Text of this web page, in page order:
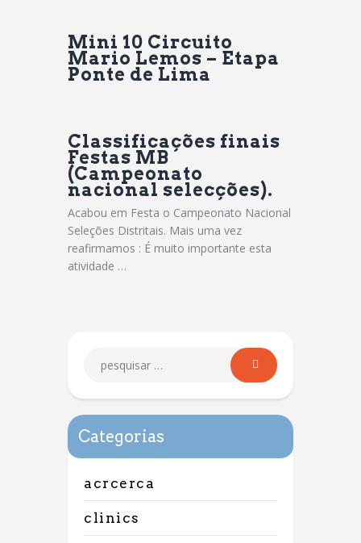
Mini 10 Circuito
Mario Lemos – Etapa
Ponte de Lima
Classificações finais
Festas MB
(Campeonato
nacional selecções).
Acabou em Festa o Campeonato Nacional
Seleções Distritais. Mais uma vez
reafirmamos : É muito importante esta
atividade …
Categorias
acrcerca
clinics